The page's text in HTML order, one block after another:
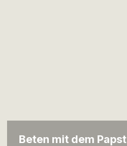
Beten mit dem Papst